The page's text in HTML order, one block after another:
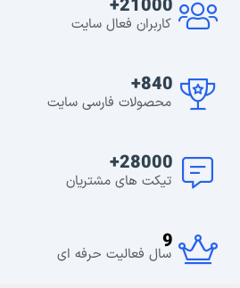
21000+
کاربران فعال سایت
840+
محصولات فارسی سایت
28000+
تیکت های مشتریان
9
سال فعالیت حرفه ای